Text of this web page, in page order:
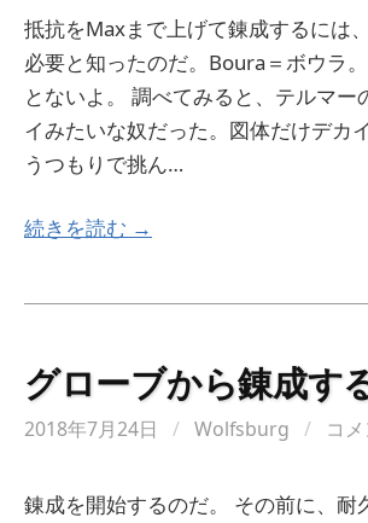
抵抗をMaxまで上げて錬成するには
必要と知ったのだ。Boura＝ボウラ
とないよ。 調べてみると、テルマー
イみたいな奴だった。図体だけデカ
うつもりで挑ん…
続きを読む →
グローブから錬成す
2018年7月24日 / Wolfsburg / コ
錬成を開始するのだ。 その前に、耐